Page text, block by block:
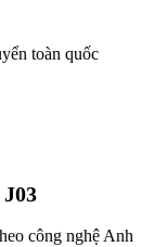
toàn quốc
công nghệ Anh